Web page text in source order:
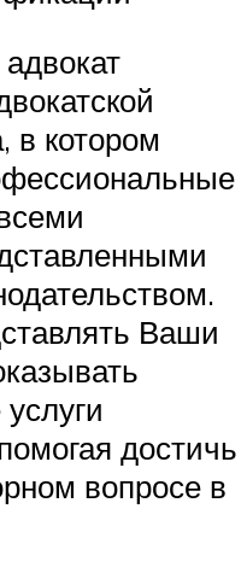
в котором
Ваши
достичь
вопросе в